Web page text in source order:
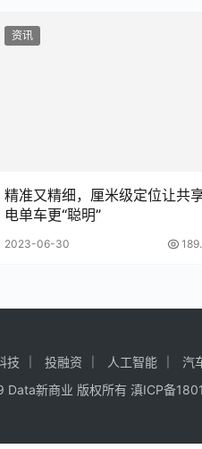
资讯
精准又精细，厘米级定位让共
电单车更“聪明”
2023-06-30
技 投融资 人工智能 汽
Data新商业 版权所有 滇ICP备